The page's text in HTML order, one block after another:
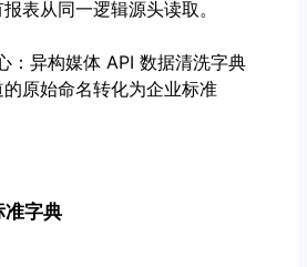
表从同一逻辑源头读取。
：异构媒体 API 数据清洗字典
原始命名转化为企业标准
准字典